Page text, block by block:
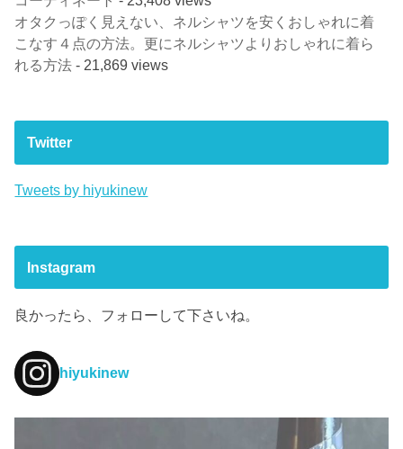
オタクっぽく見えない、ネルシャツを安くおしゃれに着
こなす４点の方法。更にネルシャツよりおしゃれに着ら
れる方法 - 21,869 views
Twitter
Tweets by hiyukinew
Instagram
良かったら、フォローして下さいね。
hiyukinew